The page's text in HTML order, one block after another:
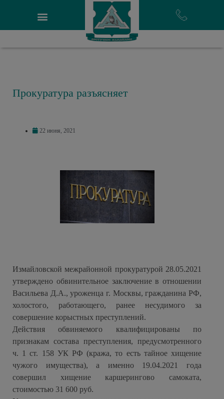
Прокуратура разъясняет
22 июня, 2021
Измайловской межрайонной прокуратурой 28.05.2021
утверждено обвинительное заключение в отношении
Васильева Д.А., уроженца г. Москвы, гражданина РФ,
холостого, работающего, ранее несудимого за
совершение корыстных преступлений.
Действия обвиняемого квалифицированы по
признакам состава преступления, предусмотренного
ч. 1 ст. 158 УК РФ (кража, то есть тайное хищение
чужого имущества), а именно 19.04.2021 года
совершил хищение каршерингово самоката,
стоимостью 31 600 руб.